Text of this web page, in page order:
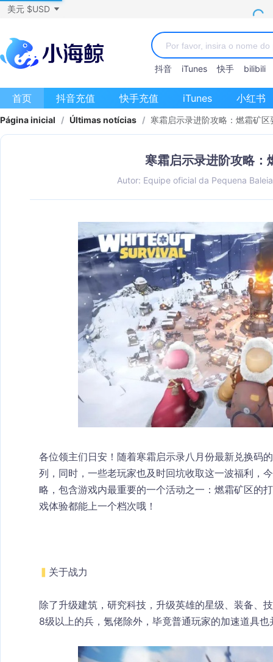
美元 $USD
抖音 iTunes 快手 bilibili
首页 抖音充值 快手充值 iTunes 小红书
Página inicial / Últimas notícias / 寒霜启示录进阶攻略：燃霜矿区
寒霜启示录进阶攻略：
Autor: Equipe oficial da Pequena Baleia
各位领主们日安！随着寒霜启示录八月份最新兑换码
列，同时，一些老玩家也及时回坑收取这一波福利，
略，包含游戏内最重要的一个活动之一：燃霜矿区的
戏体验都能上一个档次哦！
▍ 关于战力
除了升级建筑，研究科技，升级英雄的星级、装备、
8级以上的兵，氪佬除外，毕竟普通玩家的加速道具也